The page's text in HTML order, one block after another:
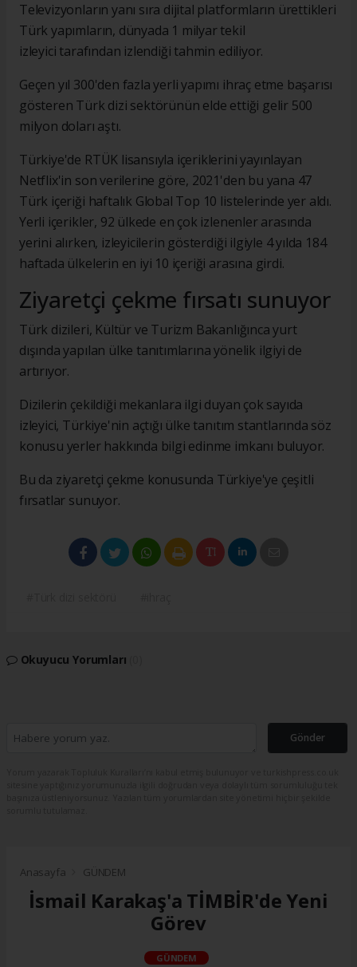
Televizyonların yanı sıra dijital platformların ürettikleri
Türk yapımların, dünyada 1 milyar tekil
izleyici tarafından izlendiği tahmin ediliyor.
Geçen yıl 300'den fazla yerli yapımı ihraç etme başarısı
gösteren Türk dizi sektörünün elde ettiği gelir 500
milyon doları aştı.
Türkiye'de RTÜK lisansıyla içeriklerini yayınlayan
Netflix'in son verilerine göre, 2021'den bu yana 47
Türk içeriği haftalık Global Top 10 listelerinde yer aldı.
Yerli içerikler, 92 ülkede en çok izlenenler arasında
yerini alırken, izleyicilerin gösterdiği ilgiyle 4 yılda 184
haftada ülkelerin en iyi 10 içeriği arasına girdi.
Ziyaretçi çekme fırsatı sunuyor
Türk dizileri, Kültür ve Turizm Bakanlığınca yurt
dışında yapılan ülke tanıtımlarına yönelik ilgiyi de
artırıyor.
Dizilerin çekildiği mekanlara ilgi duyan çok sayıda
izleyici, Türkiye'nin açtığı ülke tanıtım stantlarında söz
konusu yerler hakkında bilgi edinme imkanı buluyor.
Bu da ziyaretçi çekme konusunda Türkiye'ye çeşitli
fırsatlar sunuyor.
Okuyucu Yorumları
Gönder
Anasayfa GÜNDEM
İsmail Karakaş'a TİMBİR'de Yeni
Görev
GÜNDEM